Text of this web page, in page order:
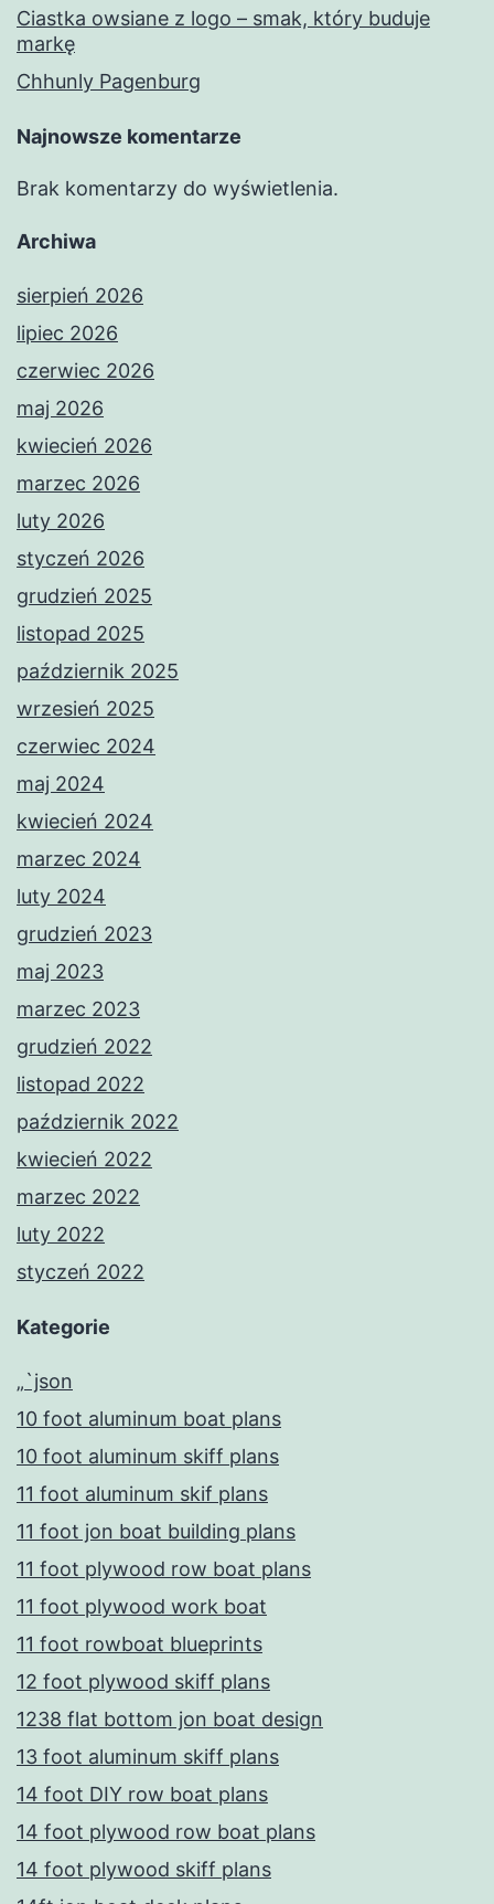
Ciastka owsiane z logo – smak, który buduje
markę
Chhunly Pagenburg
Najnowsze komentarze
Brak komentarzy do wyświetlenia.
Archiwa
sierpień 2026
lipiec 2026
czerwiec 2026
maj 2026
kwiecień 2026
marzec 2026
luty 2026
styczeń 2026
grudzień 2025
listopad 2025
październik 2025
wrzesień 2025
czerwiec 2024
maj 2024
kwiecień 2024
marzec 2024
luty 2024
grudzień 2023
maj 2023
marzec 2023
grudzień 2022
listopad 2022
październik 2022
kwiecień 2022
marzec 2022
luty 2022
styczeń 2022
Kategorie
„`json
10 foot aluminum boat plans
10 foot aluminum skiff plans
11 foot aluminum skif plans
11 foot jon boat building plans
11 foot plywood row boat plans
11 foot plywood work boat
11 foot rowboat blueprints
12 foot plywood skiff plans
1238 flat bottom jon boat design
13 foot aluminum skiff plans
14 foot DIY row boat plans
14 foot plywood row boat plans
14 foot plywood skiff plans